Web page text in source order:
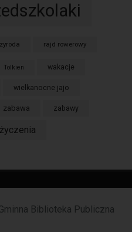
rajd rowerowy
Tolkien wakacje
wielkanocne jajo
zabawa zabawy
życzenia
Biblioteka Publiczna